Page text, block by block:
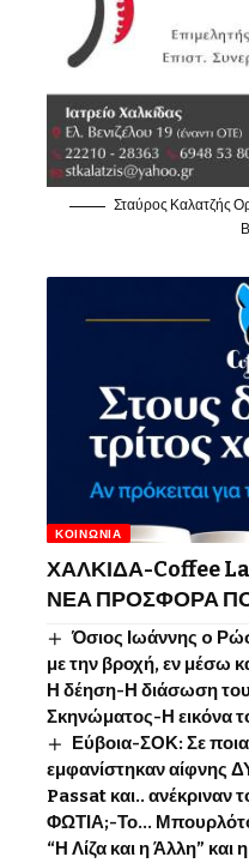
Σταύρος Καλατζής
ΚΟΙΝΩΝΊΑ
ΧΑΛΚΙΔΑ-Coffee
ΝΕΑ ΠΡΟΣΦΟΡΑ
Όσιος Ιωάννης o
με την βροχή, εν μέσω
Η δέηση-Η διάσωση του
Σκηνώματος-Η εικόνα
Εύβοια-ΣΟΚ: Σε
εμφανίστηκαν αίφνης
Passat και..
ΦΩΤΙΑ;-Το… Μπουρλότο-
“Η Λίζα και η Άλλη” και